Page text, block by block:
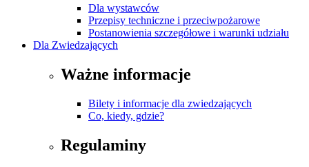
Dla wystawców
Przepisy techniczne i przeciwpożarowe
Postanowienia szczegółowe i warunki udziału
Dla Zwiedzających
Ważne informacje
Bilety i informacje dla zwiedzających
Co, kiedy, gdzie?
Regulaminy